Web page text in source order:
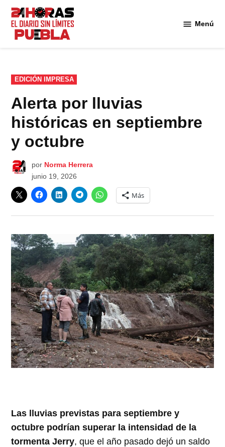
Saltar
contenido
Menú
PUBLICADO
EN
EDICIÓN IMPRESA
Alerta por lluvias
históricas en septiembre
y octubre
por Norma Herrera
junio 19, 2026
Más
Las lluvias previstas para septiembre y
octubre podrían superar la intensidad de la
tormenta Jerry, que el año pasado dejó un saldo